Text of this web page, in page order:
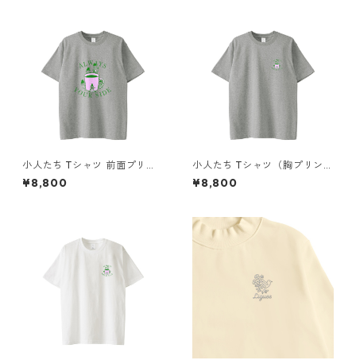
小人たち Tシャツ 前面プリン
ト
¥8,800
小人たち Tシャツ（胸プリン
ト）
¥8,800